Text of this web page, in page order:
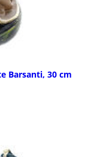
Barsanti, 30 cm